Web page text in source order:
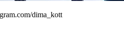
dima_kott